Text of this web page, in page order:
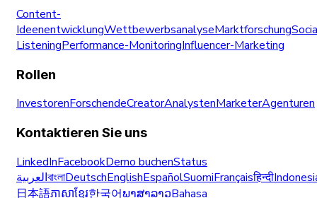
Content-
IdeenentwicklungWettbewerbsanalyseMarktforschung
ListeningPerformance-MonitoringInfluencer-Marketing
Rollen
InvestorenForschendeCreatorAnalystenMarketerAgenturen
Kontaktieren Sie uns
LinkedInFacebookDemo buchenStatus
العربيةবাংলাDeutschEnglishEspañolSuomiFrançaisहिन्दी
日本語ភាសាខ្មែរ한국어ພາສາລາວBahasa